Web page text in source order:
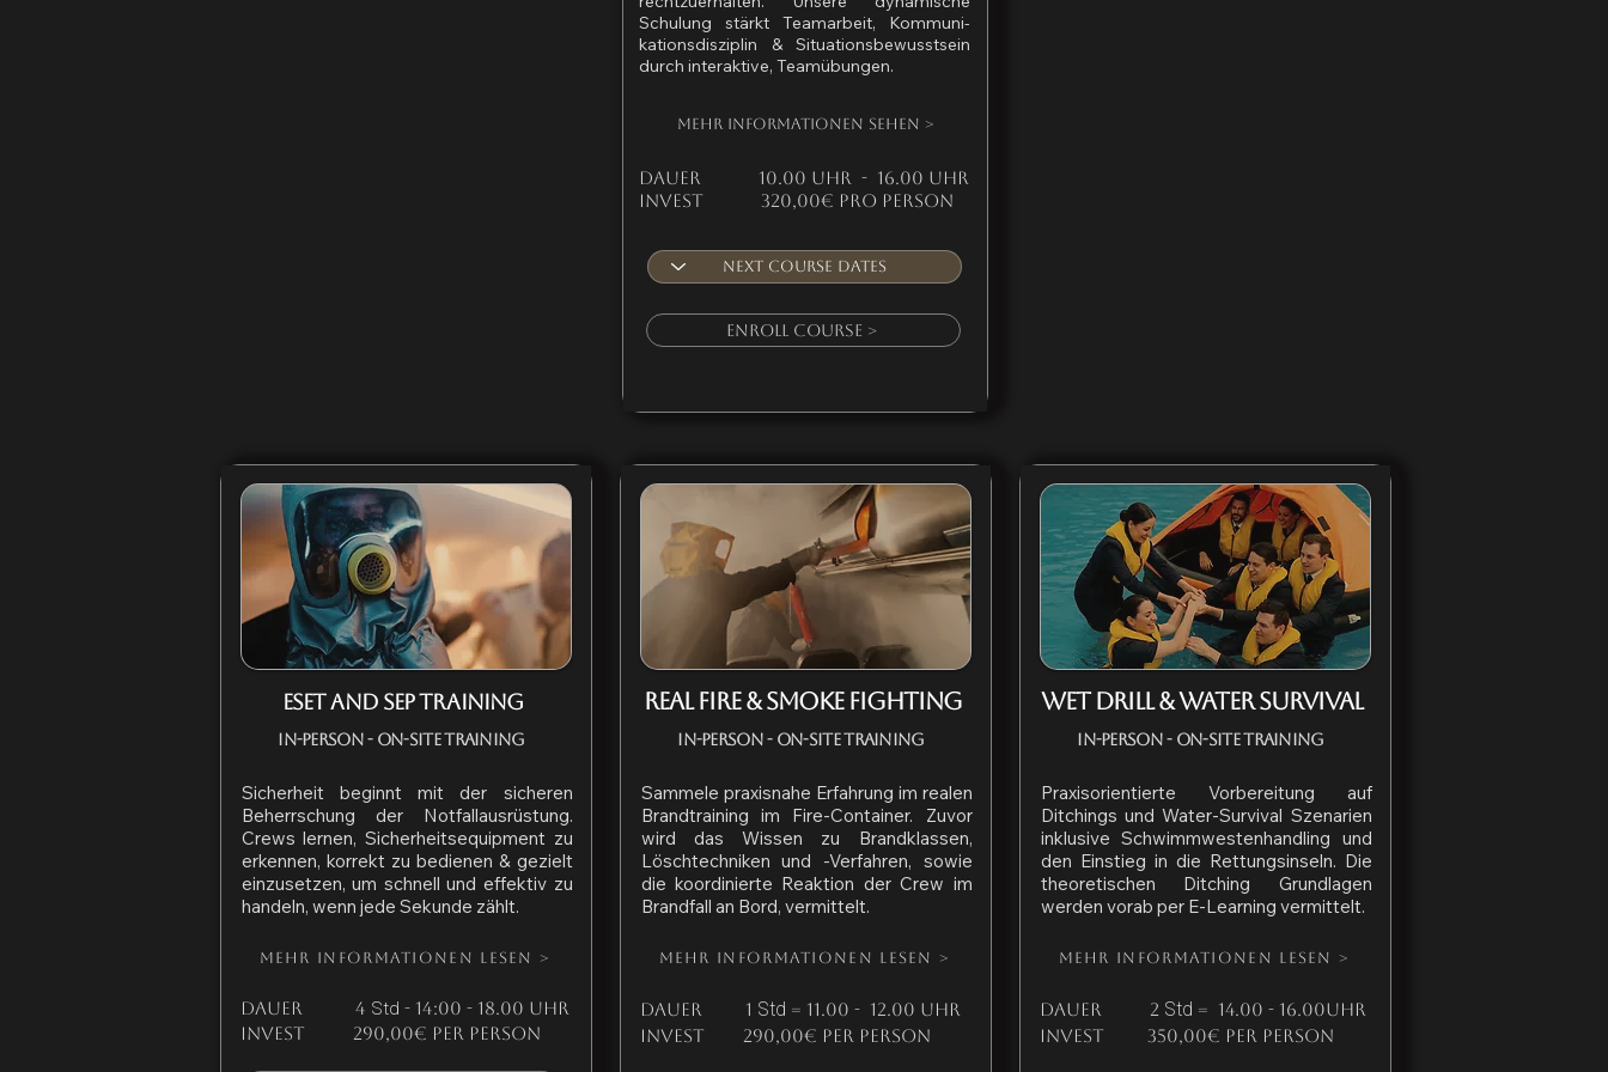
Schulung stärkt Teamarbeit, Kommuni-
kationsdisziplin & Situationsbewusstsein
durch interaktive, Teamübungen.
Mehr Informationen sehen >
DAuer
10.00 Uhr - 16.00 Uhr
Invest 320,00€ pro person
Enroll Course >
EsET and sep training
In-Person - On-Site Training
Sicherheit beginnt mit der sicheren
Beherrschung der Notfallausrüstung.
Crews lernen, Sicherheitsequipment zu
erkennen, korrekt zu bedienen & gezielt
einzusetzen, um schnell und effektiv zu
handeln, wenn jede Sekunde zählt.
Mehr Informationen lesen >
Dauer 4 Std - 14:00 - 18.00 Uhr
Invest 290,00€ per person
REAL FIRE & SMOKE FIGHTING
In-Person - On-Site Training
Sammele praxisnahe Erfahrung im realen
Brandtraining im Fire-Container. Zuvor
wird das Wissen zu Brandklassen,
Löschtechniken und -Verfahren, sowie
die koordinierte Reaktion der Crew im
Brandfall an Bord, vermittelt.
Mehr Informationen lesen >
Dauer 1 Std = 11.00 - 12.00 Uhr
Invest 290,00€ per person
WET DRILL & WATER SURVIVAL
In-Person - On-Site Training
Praxisorientierte Vorbereitung auf
Ditchings und Water-Survival Szenarien
inklusive Schwimmwestenhandling und
den Einstieg in die Rettungsinseln. Die
theoretischen Ditching Grundlagen
werden vorab per E-Learning vermittelt.
Mehr Informationen lesen >
DAuer 2 Std = 14.00 - 16.00Uhr
Invest 350,00€ per person